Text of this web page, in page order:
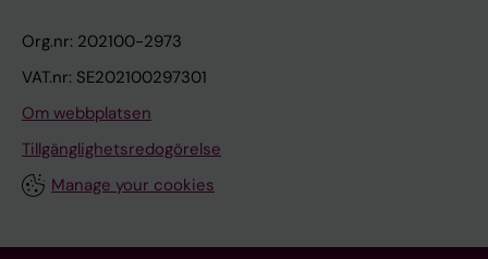
Org.nr: 202100-2973
VAT.nr: SE202100297301
Om webbplatsen
Tillgänglighetsredogörelse
Manage your cookies